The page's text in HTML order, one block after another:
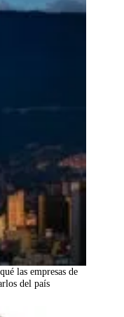
las empresas de
del país